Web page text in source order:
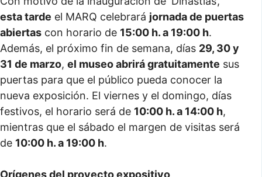
esta tarde el MARQ celebrará jornada de puertas
abiertas con horario de 15:00 h. a 19:00 h.
Además, el próximo fin de semana, días 29, 30 y
31 de marzo, el museo abrirá gratuitamente sus
puertas para que el público pueda conocer la
nueva exposición. El viernes y el domingo, días
festivos, el horario será de 10:00 h. a 14:00 h,
mientras que el sábado el margen de visitas será
de 10:00 h. a 19:00 h.
Orígenes del proyecto expositivo